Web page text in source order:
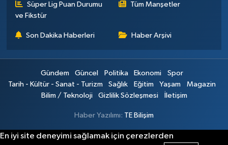
Süper Lig Puan Durumu
ve Fikstür
Tüm Manşetler
Son Dakika Haberleri Haber Arşivi
Gündem Güncel Politika Ekonomi
Spor
Tarih - Kültür - Sanat - Turizm
Sağlık Eğitim Yaşam
Magazin
Bilim / Teknoloji
Gizlilik Sözleşmesi İletişim
Haber Yazılımı: TE Bilişim
En iyi site deneyimi sağlamak için çerezlerden